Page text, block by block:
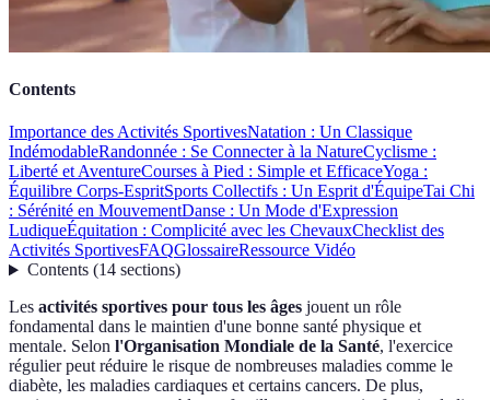
Contents
Importance des Activités SportivesNatation : Un Classique
IndémodableRandonnée : Se Connecter à la NatureCyclisme :
Liberté et AventureCourses à Pied : Simple et EfficaceYoga :
Équilibre Corps-EspritSports Collectifs : Un Esprit d'ÉquipeTai Chi
: Sérénité en MouvementDanse : Un Mode d'Expression
LudiqueÉquitation : Complicité avec les ChevauxChecklist des
Activités SportivesFAQGlossaireRessource Vidéo
Contents(14 sections)
Les activités sportives pour tous les âges jouent un rôle
fondamental dans le maintien d'une bonne santé physique et
mentale. Selon l'Organisation Mondiale de la Santé, l'exercice
régulier peut réduire le risque de nombreuses maladies comme le
diabète, les maladies cardiaques et certains cancers. De plus,